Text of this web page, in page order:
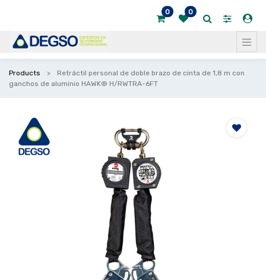
0 0
Products
Retráctil personal de doble brazo de cinta de 1,8 m con
ganchos de aluminio HAWK® H/RWTRA-6FT